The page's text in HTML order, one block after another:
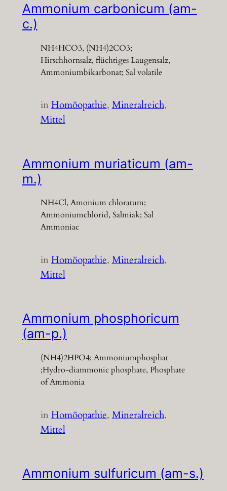
Ammonium carbonicum (am-
c.)
NH4HCO3, (NH4)2CO3;
Hirschhornsalz, flüchtiges Laugensalz,
Ammoniumbikarbonat; Sal volatile
inHomöopathie, Mineralreich
Mittel
Ammonium muriaticum (am-
m.)
NH4Cl, Amonium chloratum;
Ammoniumchlorid, Salmiak; Sal
Ammoniac
inHomöopathie, Mineralreich
Mittel
Ammonium phosphoricum
(am-p.)
(NH4)2HPO4; Ammoniumphosphat
;Hydro-diammonic phosphate, Phosphate
of Ammonia
inHomöopathie, Mineralreich
Mittel
Ammonium sulfuricum (am-s.)